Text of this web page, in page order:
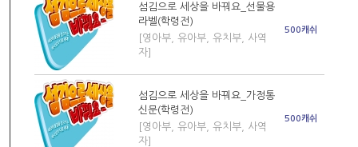
섬김으로 세상을 바꿔요_선물용
라벨(학령전)
[영아부, 유아부, 유치부, 사역
자]
500캐쉬
섬김으로 세상을 바꿔요_가정통
신문(학령전)
[영아부, 유아부, 유치부, 사역
자]
500캐쉬